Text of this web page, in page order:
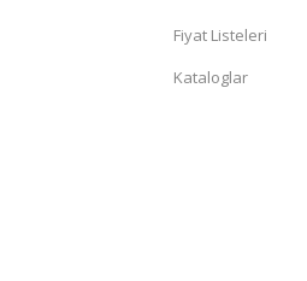
Fiyat Listeleri
Kataloglar